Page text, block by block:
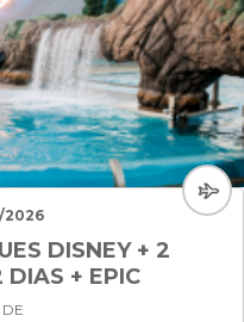
2026
DISNEY + 2
DIAS + EPIC